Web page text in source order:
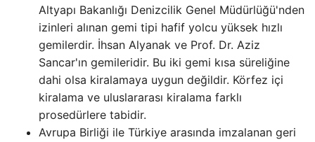
Altyapı Bakanlığı Denizcilik Genel Müdürlüğü'nden
izinleri alınan gemi tipi hafif yolcu yüksek hızlı
gemilerdir. İhsan Alyanak ve Prof. Dr. Aziz
Sancar'ın gemileridir. Bu iki gemi kısa süreliğine
dahi olsa kiralamaya uygun değildir. Körfez içi
kiralama ve uluslararası kiralama farklı
prosedürlere tabidir.
Avrupa Birliği ile Türkiye arasında imzalanan geri